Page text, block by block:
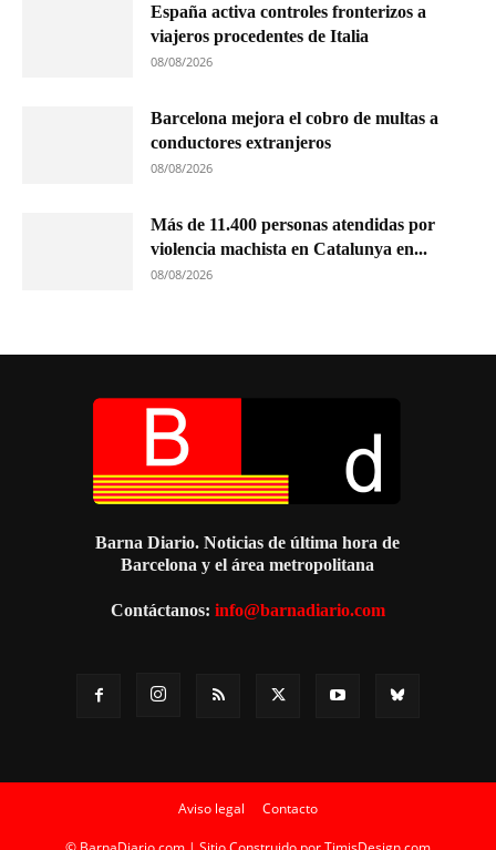
España activa controles fronterizos a
viajeros procedentes de Italia
08/08/2026
Barcelona mejora el cobro de multas a
conductores extranjeros
08/08/2026
Más de 11.400 personas atendidas por
violencia machista en Catalunya en...
08/08/2026
Barna Diario. Noticias de última hora de
Barcelona y el área metropolitana
Contáctanos: info@barnadiario.com
Aviso legal Contacto